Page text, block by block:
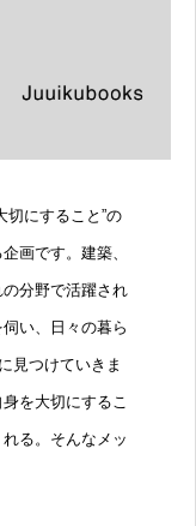
切にすること”の
画です。建築、
分野で活躍され
い、日々の暮ら
見つけていきま
を大切にするこ
る。そんなメッ